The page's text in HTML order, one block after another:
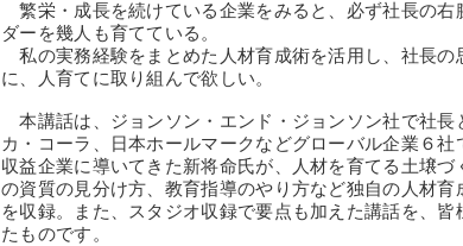
繁栄・成長を続けている企業をみると、必ず社長の右
ダーを幾人も育てている。
私の実務経験をまとめた人材育成術を活用し、社長の
に、人育てに取り組んで欲しい。
本講話は、ジョンソン・エンド・ジョンソン社で社長
カ・コーラ、日本ホールマークなどグローバル企業６
収益企業に導いてきた新将命氏が、人材を育てる土壌づ
の資質の見分け方、教育指導のやり方など独自の人材育
を収録。また、スタジオ収録で要点も加えた講話を、皆
たものです。